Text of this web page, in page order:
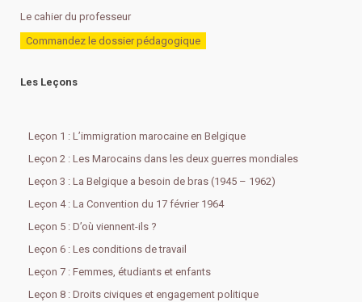
Le cahier du professeur
Commandez le dossier pédagogique
Les Leçons
Leçon 1 : L’immigration marocaine en Belgique
Leçon 2 : Les Marocains dans les deux guerres mondiales
Leçon 3 : La Belgique a besoin de bras (1945 – 1962)
Leçon 4 : La Convention du 17 février 1964
Leçon 5 : D’où viennent-ils ?
Leçon 6 : Les conditions de travail
Leçon 7 : Femmes, étudiants et enfants
Leçon 8 : Droits civiques et engagement politique